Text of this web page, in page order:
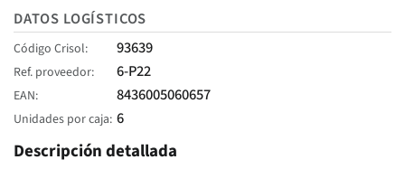
DATOS LOGÍSTICOS
Código Crisol 93639
Ref. proveedor 6-P22
EAN 8436005060657
Unidades por caja 6
Descripción detallada